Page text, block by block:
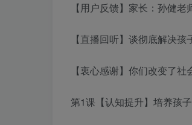
【用户反馈】家长：孙健老
【直播回听】谈彻底解决
【衷心感谢】你们改变了社
第1课【认知提升】培养孩